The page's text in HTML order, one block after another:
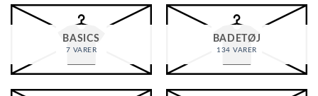
BASICS
7 VARER
BADETØJ
134 VARER